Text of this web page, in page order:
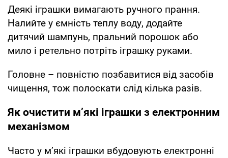
Деякі іграшки вимагають ручного прання.
Налийте у ємність теплу воду, додайте
дитячий шампунь, пральний порошок або
мило і ретельно потріть іграшку руками.
Головне – повністю позбавитися від засобів
чищення, тож полоскати слід кілька разів.
Як очистити м’які іграшки з електронним
механізмом
Часто у м’які іграшки вбудовують електронні